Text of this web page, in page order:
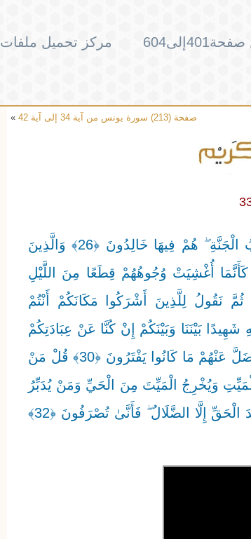
مركز تحميل ملفات PDF
صفحة (213) سورة يونس من آية 34 إلى آية 42 »
لِلَّذِينَ أَحْسَنُوا الْحُسْنَىٰ وَزِيَادَةٌ ۖ وَلَا يَرْهَقُ وُجُوهَهُمْ قَتَرٌ وَلَا ذِلَّةٌ ۚ أُولَٰئِكَ أَصْحَابُ الْجَنَّةِ ۖ هُمْ فِيهَا خَالِدُونَ ﴿26﴾ وَالَّذِينَ
أُغْشِيَتْ وُجُوهُهُمْ قِطَعًا مِنَ اللَّيْلِ
﴿27﴾ وَيَوْمَ نَحْشُرُهُمْ جَمِيعًا ثُمَّ نَقُولُ لِلَّذِينَ أَشْرَكُوا مَكَانَكُمْ أَنْتُمْ
شُرَكَاؤُهُمْ مَا كُنْتُمْ إِيَّانَا تَعْبُدُونَ ﴿28﴾ فَكَفَىٰ بِاللَّهِ شَهِيدًا بَيْنَنَا وَبَيْنَكُمْ إِنْ كُنَّا عَنْ عِبَادَتِكُمْ
لَغَافِلِينَ ﴿29﴾ هُنَالِكَ تَبْلُو كُلُّ نَفْسٍ مَا أَسْلَفَتْ ۚ وَرُدُّوا إِلَى اللَّهِ مَوْلَاهُمُ الْحَقِّ ۖ وَضَلَّ عَنْهُمْ مَا كَانُوا يَفْتَرُونَ ﴿30﴾ قُلْ مَنْ
وَيُخْرِجُ الْمَيِّتَ مِنَ الْحَيِّ وَمَنْ يُدَبِّرُ
الْأَمْرَ ۚ فَسَيَقُولُونَ اللَّهُ ۚ فَقُلْ أَفَلَا تَتَّقُونَ ﴿31﴾ فَذَٰلِكُمُ اللَّهُ رَبُّكُمُ الْحَقُّ ۖ فَمَاذَا بَعْدَ الْحَقِّ إِلَّا الضَّلَالُ ۖ فَأَنَّىٰ تُصْرَفُونَ ﴿32﴾